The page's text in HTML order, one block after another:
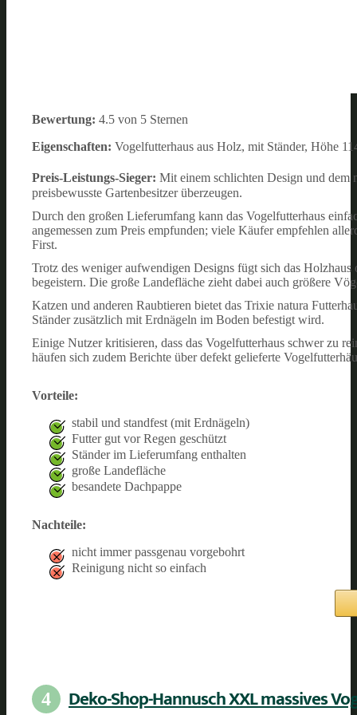
Bewertung: 4.5 von 5 Sternen
Eigenschaften: Vogelfutterhaus aus Holz, mit Ständer, Höhe
Preis-Leistungs-Sieger: Mit einem schlichten Design und dem
preisbewusste Gartenbesitzer überzeugen.
Durch den großen Lieferumfang kann das Vogelfutterhaus
angemessen zum Preis empfunden; viele Käufer empfehlen
First.
Trotz des weniger aufwendigen Designs fügt sich das
begeistern. Die große Landefläche zieht dabei auch größere
Katzen und anderen Raubtieren bietet das Trixie natura
Ständer zusätzlich mit Erdnägeln im Boden befestigt wird.
Einige Nutzer kritisieren, dass das Vogelfutterhaus schwer zu
häufen sich zudem Berichte über defekt gelieferte
Vorteile:
stabil und standfest (mit Erdnägeln)
Futter gut vor Regen geschützt
Ständer im Lieferumfang enthalten
große Landefläche
besandete Dachpappe
Nachteile:
nicht immer passgenau vorgebohrt
Reinigung nicht so einfach
4 Deko-Shop-Hannusch XXL massives